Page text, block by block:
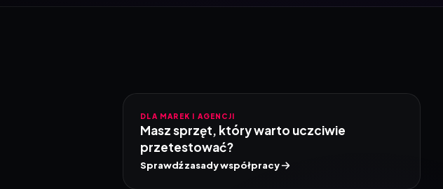
DLA MAREK I AGENCJI
Masz sprzęt, który warto uczciwie
przetestować?
Sprawdź zasady współpracy